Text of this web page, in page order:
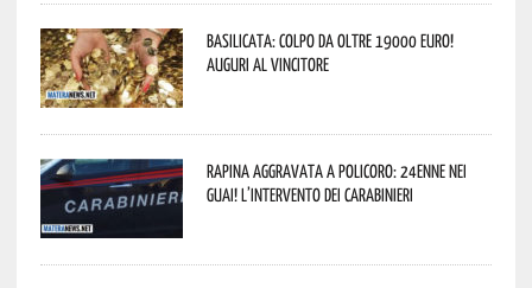
Basilicata: colpo da oltre 19000 Euro!
Auguri al vincitore
Rapina aggravata a Policoro: 24enne nei
guai! L’intervento dei Carabinieri